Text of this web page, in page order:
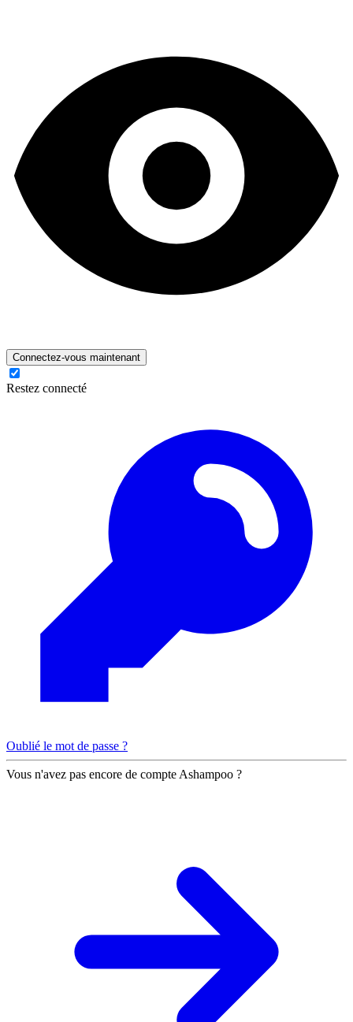
Connectez-vous maintenant
Restez connecté
Oublié le mot de passe ?
Vous n'avez pas encore de compte Ashampoo ?